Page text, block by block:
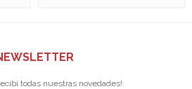
todas nuestras novedades!